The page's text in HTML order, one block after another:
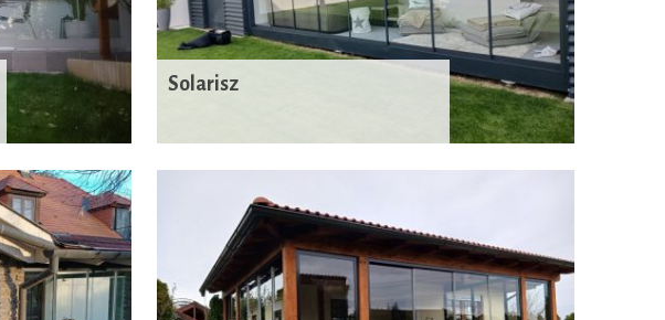
Solarisz